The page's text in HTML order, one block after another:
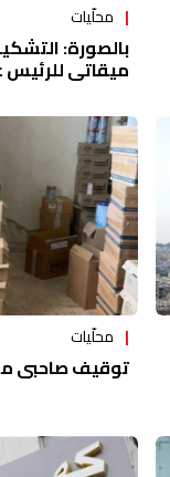
محلّيات
بالصورة:
ميقاتي
محلّيات
توقيف صاحبي